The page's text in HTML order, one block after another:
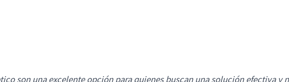
son una excelente opción para quienes buscan una solución efectiva y